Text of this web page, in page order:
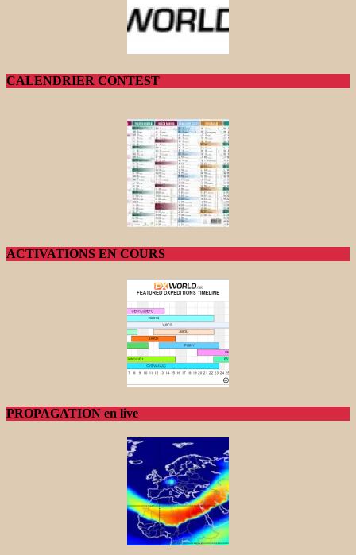
CALENDRIER CONTEST
ACTIVATIONS EN COURS
PROPAGATION en live